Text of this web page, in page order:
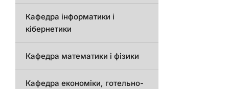
Кафедра інформатики і
кібернетики
Кафедра математики і фізики
Кафедра економіки, готельно-